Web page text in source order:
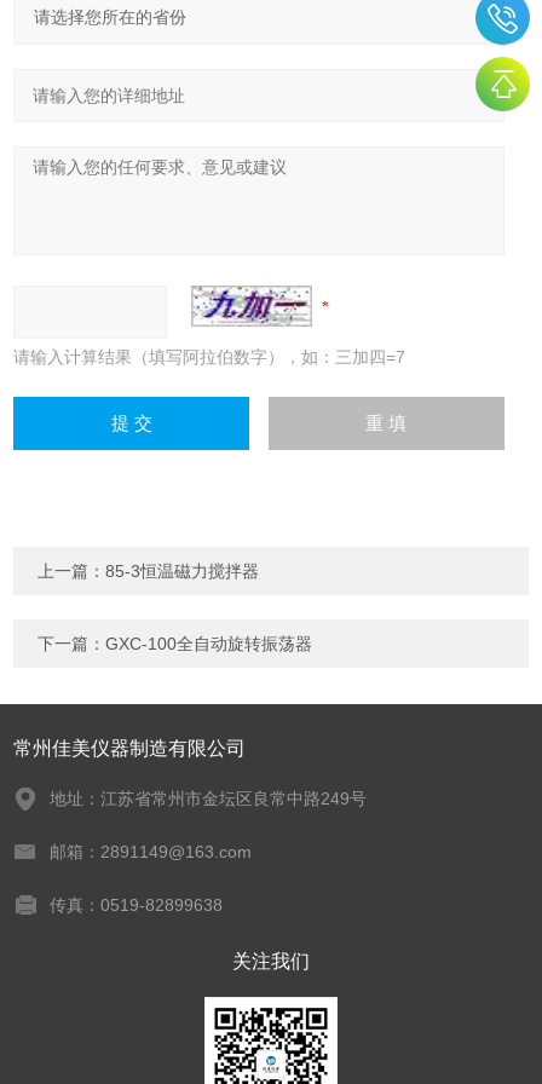
请输入计算结果（填写阿拉伯数字），如：三加四=7
上一篇：85-3恒温磁力搅拌器
下一篇：GXC-100全自动旋转振荡器
常州佳美仪器制造有限公司
地址：江苏省常州市金坛区良常中路249号
邮箱：2891149@163.com
传真：0519-82899638
关注我们